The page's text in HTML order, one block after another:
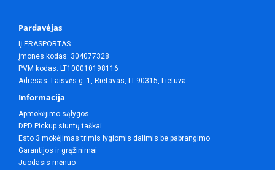
Pardavėjas
IĮ ERASPORTAS
Įmones kodas: 304077328
PVM kodas: LT100010198116
Adresas: Laisvės g. 1, Rietavas, LT-90315, Lietuva
Informacija
Apmokėjimo sąlygos
DPD Pickup siuntų taškai
Esto 3 mokėjimas trimis lygiomis dalimis be pabrangimo
Garantijos ir grąžinimai
Juodasis mėnuo